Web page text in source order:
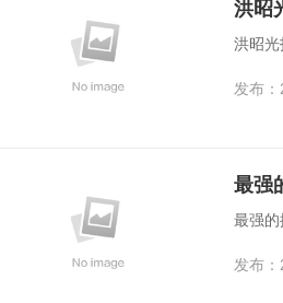
洪昭
洪昭
发布
最强
最强的
发布